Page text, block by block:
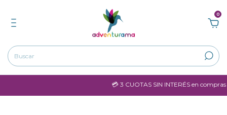
0
💳 3 CUOTAS SIN INTERÉS en